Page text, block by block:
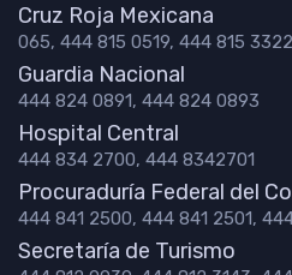
Cruz Roja Mexicana
065, 444 815 0519, 444 815
Guardia Nacional
444 824 0891, 444 824 0893
Hospital Central
444 834 2700, 444 8342701
Procuraduría Federal del
444 841 2500, 444 841 2501,
Secretaría de Turismo